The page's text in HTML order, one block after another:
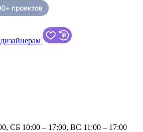
СБ 10:00 – 17:00, ВС 11:00 – 17:00